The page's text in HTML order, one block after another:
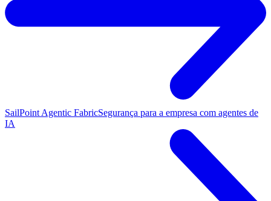
SailPoint Agentic FabricSegurança para a empresa com agentes de
IA